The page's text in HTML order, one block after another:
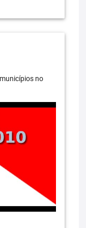
no